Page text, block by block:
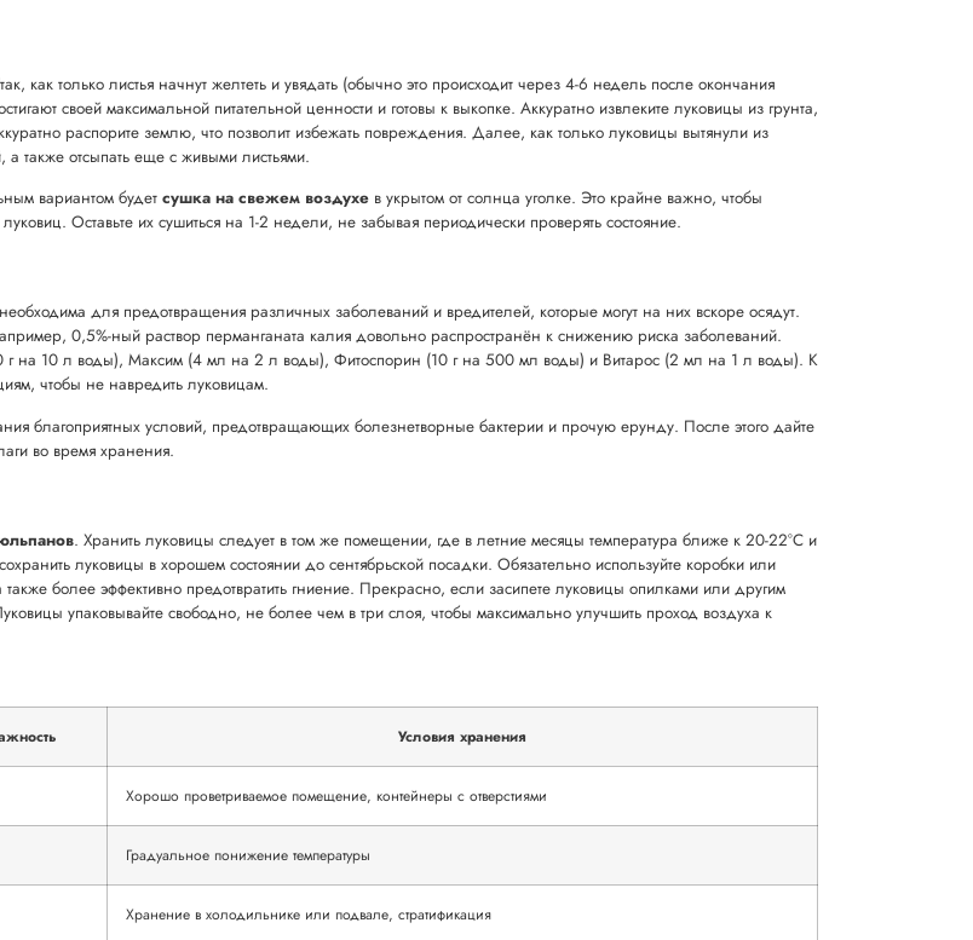
как только листья начнут желтеть и увядать (обычно это происходит через 4-6 недель после окончания
своей максимальной питательной ценности и готовы к выкопке. Аккуратно извлеките луковицы из грунта,
распорите землю, что позволит избежать повреждения. Далее, как только луковицы вытянули из
а также отсыпать еще с живыми листьями.
вариантом будет сушка на свежем воздухев укрытом от солнца уголке. Это крайне важно, чтобы
Оставьте их сушиться на 1-2 недели, не забывая периодически проверять состояние.
для предотвращения различных заболеваний и вредителей, которые могут на них вскоре осядут.
0,5%-ный раствор перманганата калия довольно распространён к снижению риска заболеваний.
г на 10 л воды), Максим (4 мл на 2 л воды), Фитоспорин (10 г на 500 мл воды) и Витарос (2 мл на 1 л воды). К
чтобы не навредить луковицам.
благоприятных условий, предотвращающих болезнетворные бактерии и прочую ерунду. После этого дайте
во время хранения.
. Хранить луковицы следует в том же помещении, где в летние месяцы температура ближе к 20-22°C и
луковицы в хорошем состоянии до сентябрьской посадки. Обязательно используйте коробки или
более эффективно предотвратить гниение. Прекрасно, если засипете луковицы опилками или другим
упаковывайте свободно, не более чем в три слоя, чтобы максимально улучшить проход воздуха к
Условия хранения
Хорошо проветриваемое помещение, контейнеры с отверстиями
Градуальное понижение температуры
Хранение в холодильнике или подвале, стратификация